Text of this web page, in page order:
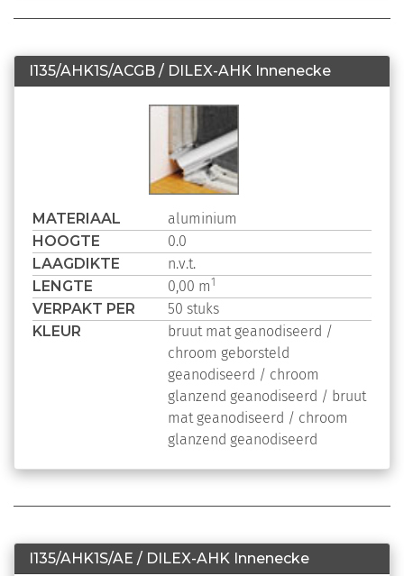
I135/AHK1S/ACGB / DILEX-AHK Innenecke
MATERIAAL aluminium
HOOGTE 0.0
LAAGDIKTE n.v.t.
LENGTE 0,00 m1
VERPAKT PER 50 stuks
KLEUR
bruut mat geanodiseerd /
chroom geborsteld
geanodiseerd / chroom
glanzend geanodiseerd / bruut
mat geanodiseerd / chroom
glanzend geanodiseerd
I135/AHK1S/AE / DILEX-AHK Innenecke